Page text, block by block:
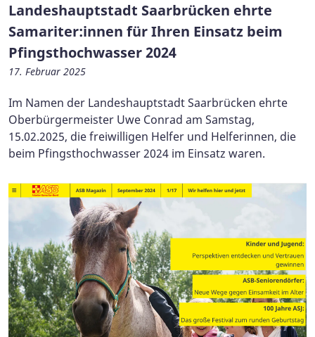
Landeshauptstadt Saarbrücken ehrte
Samariter:innen für Ihren Einsatz beim
Pfingsthochwasser 2024
17. Februar 2025
Im Namen der Landeshauptstadt Saarbrücken ehrte
Oberbürgermeister Uwe Conrad am Samstag,
15.02.2025, die freiwilligen Helfer und Helferinnen, die
beim Pfingsthochwasser 2024 im Einsatz waren.